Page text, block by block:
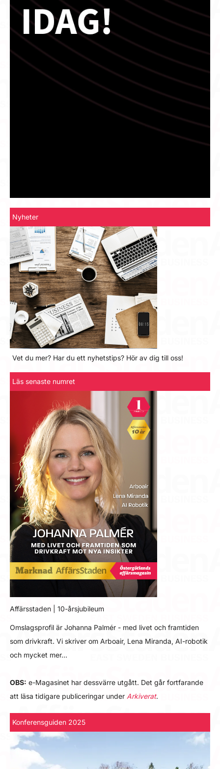
Nyheter
Vet du mer? Har du ett nyhetstips? Hör av dig till oss!
Läs senaste numret
Affärsstaden | 10-årsjubileum
Omslagsprofil är Johanna Palmér - med livet och framtiden
som drivkraft. Vi skriver om Arboair, Lena Miranda, AI-robotik
och mycket mer…
OBS: e-Magasinet har dessvärre utgått. Det går fortfarande
att läsa tidigare publiceringar under Arkiverat.
Konferensguiden 2025